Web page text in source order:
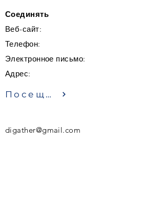
Соединять
Веб-сайт:
Телефон:
Электронное письмо:
Адрес:
Посещение
digather@gmail.com